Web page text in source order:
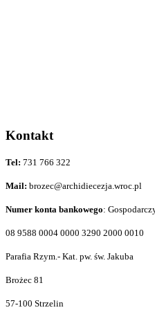
Kontakt
Tel: 731 766 322
Mail: brozec@archidiecezja.wroc.pl
Numer konta bankowego:
08 9588 0004 0000 3290 2000 0010
Parafia Rzym.- Kat. pw. św. Jakuba
Brożec 81
57-100 Strzelin